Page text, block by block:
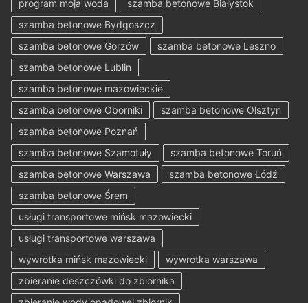
program moja woda
szamba betonowe Białystok
szamba betonowe Bydgoszcz
szamba betonowe Gorzów
szamba betonowe Leszno
szamba betonowe Lublin
szamba betonowe mazowieckie
szamba betonowe Oborniki
szamba betonowe Olsztyn
szamba betonowe Poznań
szamba betonowe Szamotuły
szamba betonowe Toruń
szamba betonowe Warszawa
szamba betonowe Łódź
szamba betonowe Śrem
usługi transportowe mińsk mazowiecki
usługi transportowe warszawa
wywrotka mińsk mazowiecki
wywrotka warszawa
zbieranie deszczówki do zbiornika